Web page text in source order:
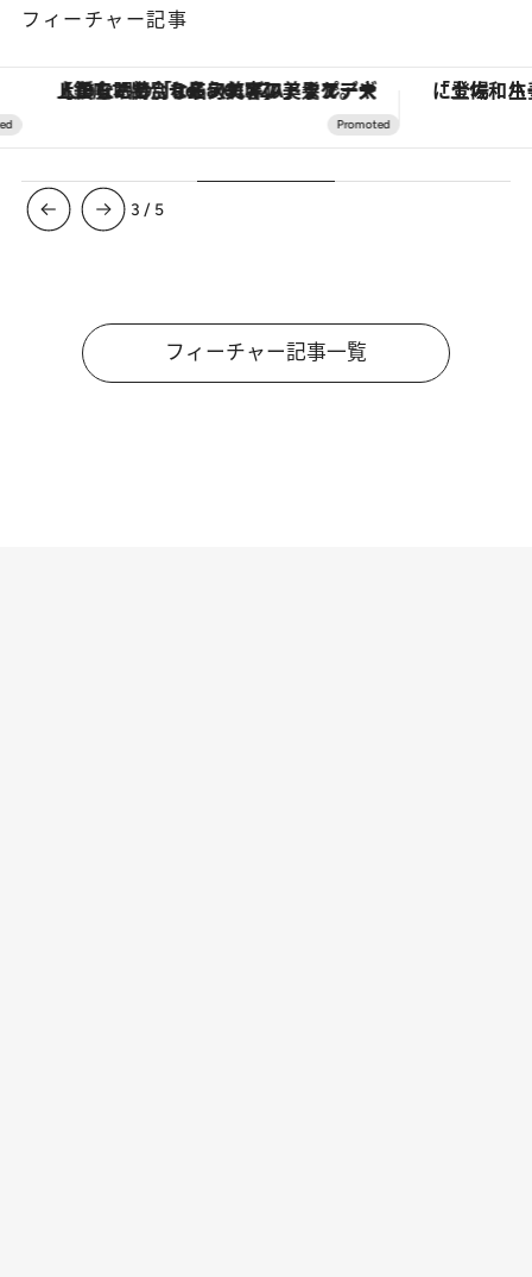
フィーチャー記事
「土佐和ハーブかき氷」がOMO7高知に登場！生姜、山椒、大葉など目にも舌にも涼を呼ぶ郷土の味 【夏限定ディナーコース】旬を
4 /5
フィーチャー記事一覧